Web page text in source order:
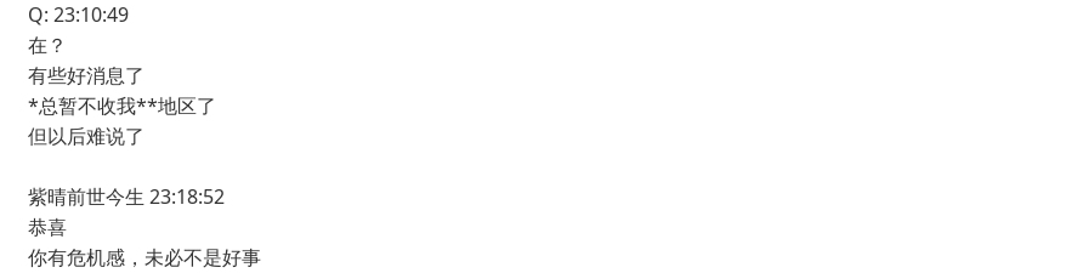
Q: 23:10:49
在？
有些好消息了
*总暂不收我**地区了
但以后难说了
紫晴前世今生 23:18:52
恭喜
你有危机感，未必不是好事